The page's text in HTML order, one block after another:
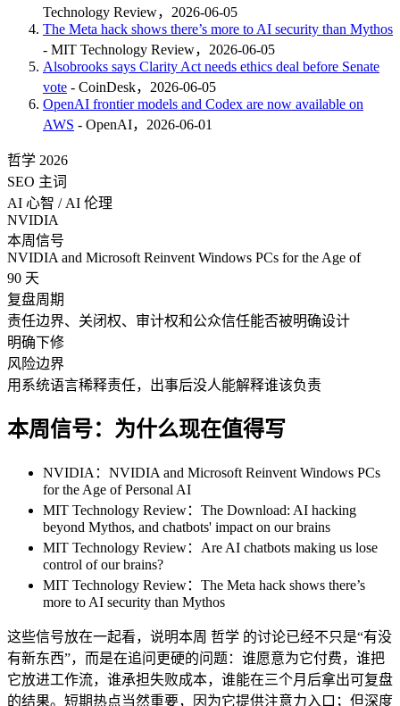
Technology Review，2026-06-05
The Meta hack shows there’s more to AI security than Mythos
- MIT Technology Review，2026-06-05
Alsobrooks says Clarity Act needs ethics deal before Senate
vote - CoinDesk，2026-06-05
OpenAI frontier models and Codex are now available on
AWS - OpenAI，2026-06-01
哲学 2026
SEO 主词
AI 心智 / AI 伦理
NVIDIA
本周信号
NVIDIA and Microsoft Reinvent Windows PCs for the Age of
90 天
复盘周期
责任边界、关闭权、审计权和公众信任能否被明确设计
明确下修
风险边界
用系统语言稀释责任，出事后没人能解释谁该负责
本周信号：为什么现在值得写
NVIDIA：NVIDIA and Microsoft Reinvent Windows PCs
for the Age of Personal AI
MIT Technology Review：The Download: AI hacking
beyond Mythos, and chatbots' impact on our brains
MIT Technology Review：Are AI chatbots making us lose
control of our brains?
MIT Technology Review：The Meta hack shows there’s
more to AI security than Mythos
这些信号放在一起看，说明本周 哲学 的讨论已经不只是“有没
有新东西”，而是在追问更硬的问题：谁愿意为它付费，谁把
它放进工作流，谁承担失败成本，谁能在三个月后拿出可复盘
的结果。短期热点当然重要，因为它提供注意力入口；但深度